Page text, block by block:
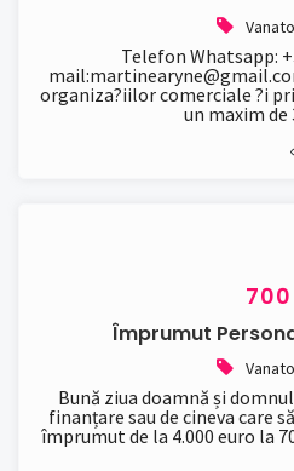
Telefon Whatsapp:
organiza?iilor comerciale ?i
un maxim de
700
Împrumut
Bună ziua doamnă și
finanțare sau de cineva care
împrumut de la 4.000 euro la